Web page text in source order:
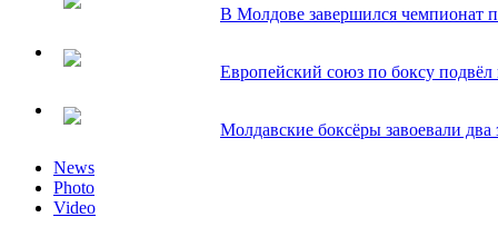
В Молдове завершился чемпионат
Европейский союз по боксу подвёл
Молдавские боксёры завоевали два
News
Photo
Video